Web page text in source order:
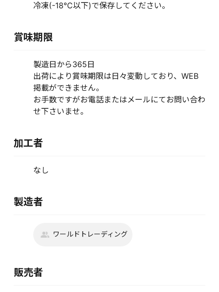
冷凍(-18℃以下)で保存してください。
賞味期限
製造日から365日
出荷により賞味期限は日々変動しており、WEB
掲載ができません。
お手数ですがお電話またはメールにてお問い合わ
せ下さいませ。
加工者
なし
製造者
ワールドトレーディング
販売者